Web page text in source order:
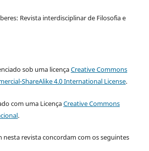
Revista interdisciplinar de Filosofia e
sob uma licençaCreative Commons
ShareAlike 4.0 International License.
com uma LicençaCreative Commons
.
nesta revista concordam com os seguintes